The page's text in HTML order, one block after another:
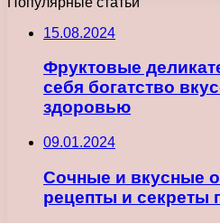
15.08.2024
Фруктовые
себя богатство
здоровью
09.01.2024
Сочные и вкусные
рецепты и секреты